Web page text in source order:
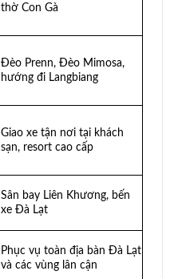
thờ Con Gà
Đèo Prenn, Đèo Mimosa,
hướng đi Langbiang
Giao xe tận nơi tại khách
sạn, resort cao cấp
Sân bay Liên Khương, bến
xe Đà Lạt
Phục vụ toàn địa bàn Đà Lạt
và các vùng lân cận